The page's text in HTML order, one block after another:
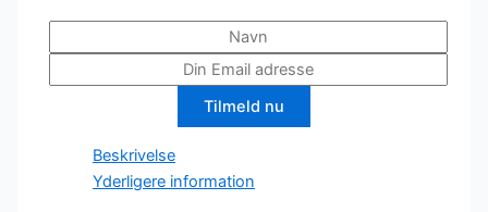
Tilmeld nu
Beskrivelse
Yderligere information